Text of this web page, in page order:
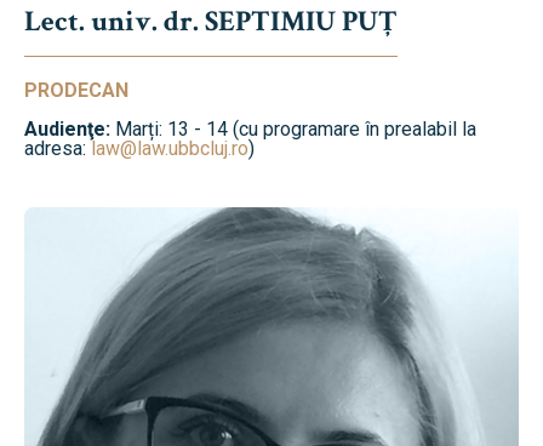
Lect. univ. dr. SEPTIMIU PUȚ
PRODECAN
Audienţe: Marți: 13 - 14 (cu programare în prealabil la
adresa:law@law.ubbcluj.ro)